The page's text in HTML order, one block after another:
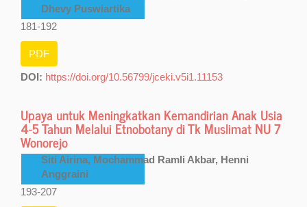
Dhevy Puswiartika
181-192
PDF
DOI: https://doi.org/10.56799/jceki.v5i1.11153
Upaya untuk Meningkatkan Kemandirian Anak Usia
4-5 Tahun Melalui Etnobotany di Tk Muslimat NU 7
Wonorejo
Siti Airina, Mochammad Ramli Akbar, Henni
Anggraini
193-207